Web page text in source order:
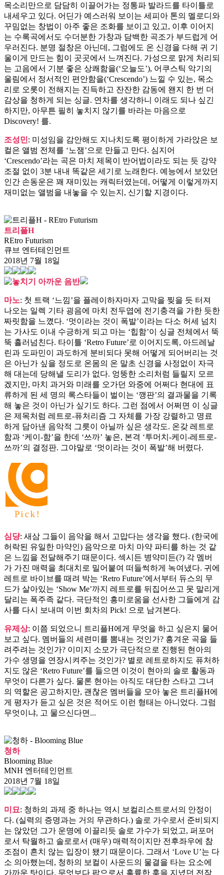
목소리만으로 담담히 이끌어가는 정통파 발라드를 타이틀로
내세우고 있다. 어딘가 예스러워 보이는 세피아 톤의 멜로디와
꾸밈없는 창법이 아주 좋은 조화를 보이고 있고, 이후 이어지
는 수록곡에서도 수더분한 가창과 담백한 곡조가 부드럽게 어
우러진다. 분명 절창은 아닌데, 그럼에도 온 신경을 다해 귀 기
울이게 만드는 힘이 곳곳에서 느껴진다. 가성으로 맑게 처리되
는 고음에서 기분 좋은 상쾌함을(‘오늘도’), 어쿠스틱 악기의
울림에서 정서적인 편안함을(‘Crescendo’) 느낄 수 있는, 목소
리로 오롯이 전해지는 진득하고 잔잔한 감동에 왠지 한 번 더
감상을 청하게 되는 싱글. 연차를 생각하니 이래도 되나 싶긴
하지만, 아무튼 필히 놓치지 않기를 바라는 마음으로
Discovery! 를.
조성민: 미성임을 감안해도 지나치도록 평이하게 가라앉은 보
컬은 앨범 전체를 ‘노잼’으로 만들고 만다. 심지어
‘Crescendo’라는 곡은 마치 제목이 반어법이라도 되는 듯 강약
조절 없이 3분 내내 똑같은 세기로 노래한다. 예능에서 보았던
인간 손동운은 꽤 재미있는 캐릭터였는데, 어떻게 이렇게까지
재미없는 앨범을 내놓을 수 있는지, 신기할 지경이다.
트리플H
REtro Futurism
큐브 엔터테인먼트
2018년 7월 18일
마노: 첫 트랙 ‘느낌’을 플레이하자마자 고막을 찢을 듯 터져
나오는 일렉 기타 굉음에 마치 전두엽에 전기충격을 가한 듯한
짜릿함을 느꼈다. ‘멋이라는 것이 폭발’이라는 다소 허세 넘치
는 가사도 이내 수긍하게 되고 마는 ‘힙함’이 싱글 전체에서 뚝
뚝 흘러넘친다. 타이틀 ‘Retro Future’로 이어지도록, 아드레날
린과 도파민이 과도하게 분비되다 못해 어떻게 되어버리는 것
은 아닌가 싶을 정도로 온몸의 온 말초 신경을 사정없이 자극
해 대는데 당해낼 도리가 없다. 엉뚱한 소리처럼 들릴지 모르
겠지만, 마치 과거와 미래를 오가던 와중에 어쩌다 현대에 표
류하게 된 세 명의 록스타들이 벌이는 ‘깽판’의 결과물을 기록
해 놓은 것이 아닌가 싶기도 하다. 그런 점에서 어쩌면 이 싱글
은 제목처럼 레트로-퓨처리즘 그 자체를 가장 강렬하고 명료
하게 담아낸 음악적 그릇이 아닐까 싶은 생각도. 온갖 레트로
함과 ‘케이-함’을 한데 ‘쓰까’ 놓은, 본격 ‘투머치-케이-레트로-
쓰까’의 결정판. 그야말로 ‘멋이라는 것이 폭발’해 버렸다.
심댱: 새삼 그들이 음악을 해서 고맙다는 생각을 했다. (한국에
허락된 유일한 마약인) 음악으로 마치 마약 파티를 하는 것 같
은 느낌을 전달해주기 때문이다. 섹시든 병약미든(?) 각 멤버
가 가진 매력을 최대치로 밀어붙여 떠들썩하게 녹여냈다. 귀에
레트로 바이브를 때려 박는 ‘Retro Future’에서부터 듀스의 무
드가 살아있는 ‘Show Me’까지 레트로를 뒤집어쓰고 못 말리게
달리는 폭주족 같다. 극단적인 흥미로움을 선사한 그들에게 감
사를 다시 보내며 이번 회차의 Pick! 으로 남겨본다.
유제상: 이쯤 되었으니 트리플H에게 무엇을 하고 싶은지 물어
보고 싶다. 멤버들의 세련미를 뽐내는 것인가? 흥겨운 곡을 들
려주려는 것인가? 이미지 소모가 극단적으로 진행된 현아의
가수 생명을 연장시켜주는 것인가? 별로 레트로하지도 퓨처하
지도 않은 ‘Retro Future’를 들으면 이것이 현아의 솔로 활동과
무엇이 다른가 싶다. 물론 현아는 아직도 대단한 스타고 그녀
의 역할은 공고하지만, 괜찮은 멤버들을 모아 놓은 트리플H에
게 평자가 듣고 싶은 것은 적어도 이런 형태는 아니었다. 그럼
무엇이냐, 고 물으신다면...
청하
Blooming Blue
MNH 엔터테인먼트
2018년 7월 18일
미묘: 청하의 과제 중 하나는 역시 보컬리스트로서의 안정이
다. (실력의 증명과는 거의 무관하다.) 솔로 가수로서 준비되지
는 않았던 그가 운명에 이끌리듯 솔로 가수가 되었고, 퍼포머
로서 탁월하고 솔로로서 (매우) 매력적이지만 전후좌우에 참
조점이 흔치 않는 입장이 됐기 때문이다. 그래서 ‘Love U’는 다
소 의아했는데, 청하의 보컬이 사운드의 물결을 타는 요소에
가까운 탓이다. 무엇보다 팝으로서 훌륭한 훅을 지녔던 전작